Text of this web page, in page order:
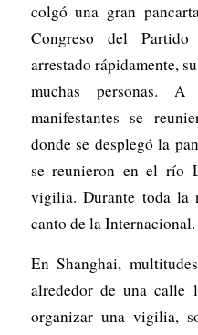
colgó una gran
Congreso del
arrestado rápidamente,
muchas personas.
manifestantes se
donde se desplegó la
se reunieron en el río
vigilia. Durante toda la
canto de la Internacional.
En Shanghai,
alrededor de una calle
organizar una vigilia,